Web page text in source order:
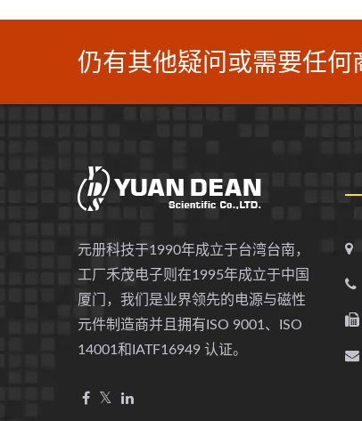
仍有其他疑问或需要任何
元册科技于1990年成立于台湾台南，
工厂禾茂电子则在1995年成立于中国
厦门，我们是业界领先的电源与磁性
元件制造商并且拥有ISO 9001、ISO
14001和IATF16949 认证。